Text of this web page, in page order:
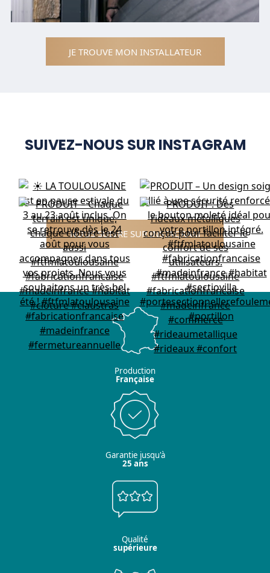
JE TROUVE MON INSTALLATEUR
SUIVEZ-NOUS SUR INSTAGRAM
NOUS SUIVRE SUR INSTAGRAM
Production
Française
Garantie jusqu'à
25 ans
Qualité
supérieure